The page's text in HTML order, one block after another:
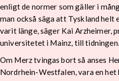
enligt de normer som gäller i
man också säga att Tyskland
varit länge, säger Kai Arzheimer,
universitetet i Mainz, till tidningen.
Om Merz tvingas bort så anses
Nordrhein-Westfalen, vara en